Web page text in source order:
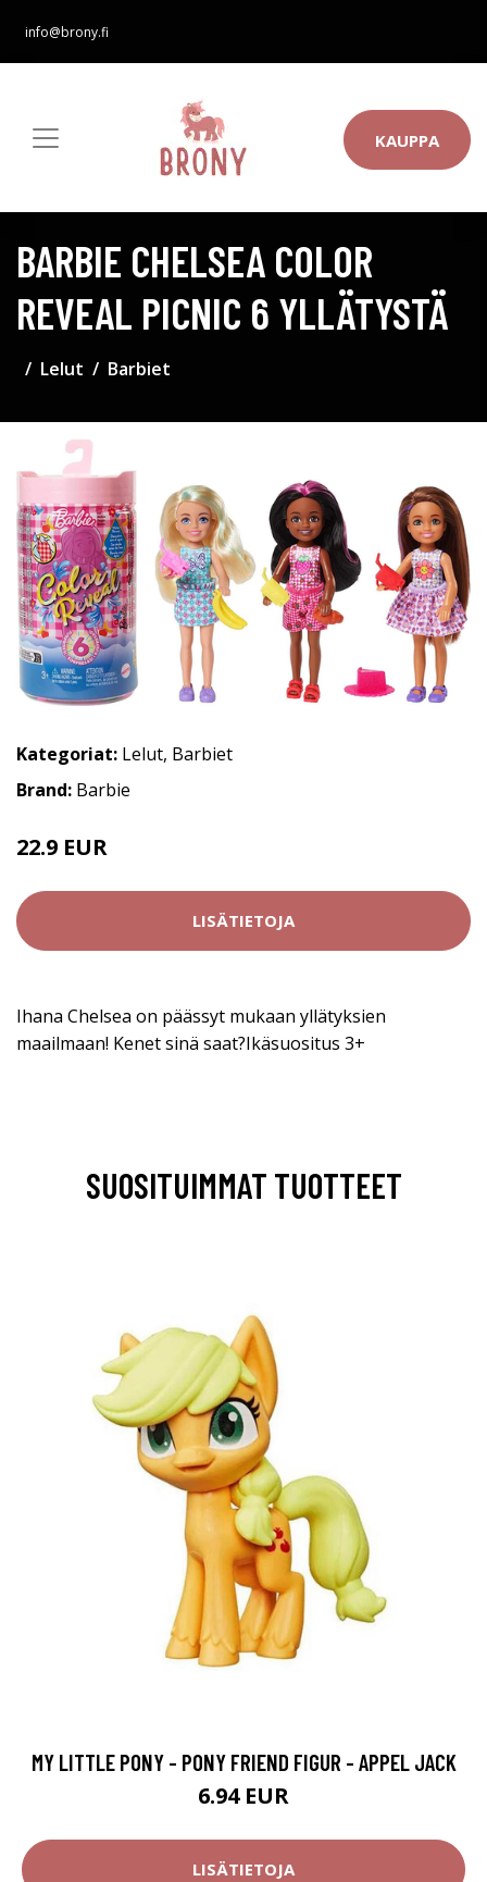
info@brony.fi
KAUPPA
BARBIE CHELSEA COLOR
REVEAL PICNIC 6 YLLÄTYSTÄ
Lelut Barbiet
Kategoriat: Lelut, Barbiet
Brand: Barbie
22.9 EUR
LISÄTIETOJA
Ihana Chelsea on päässyt mukaan yllätyksien
maailmaan! Kenet sinä saat?Ikäsuositus 3+
SUOSITUIMMAT TUOTTEET
MY LITTLE PONY - PONY FRIEND FIGUR - APPEL JACK
6.94 EUR
LISÄTIETOJA